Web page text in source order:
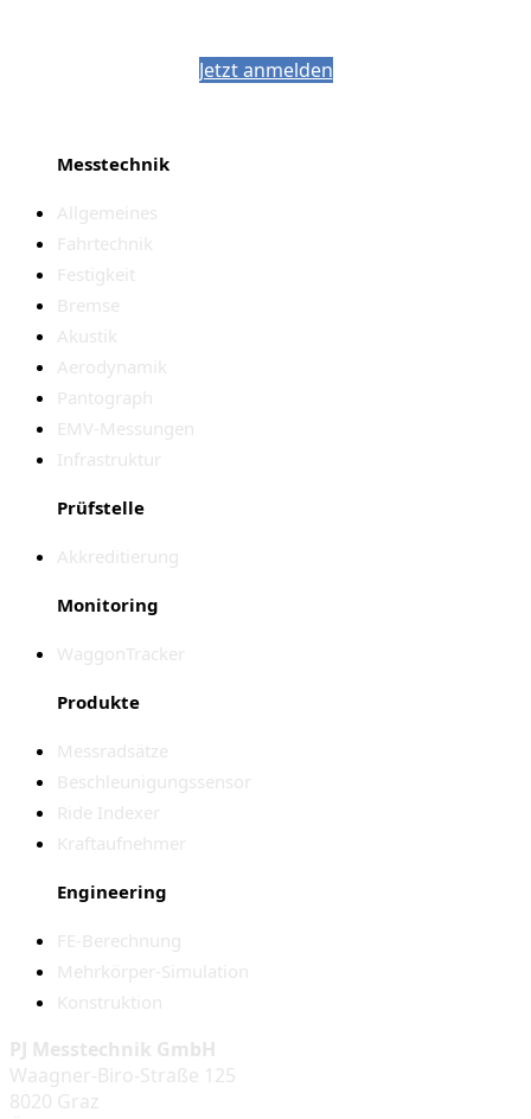
Jetzt anmelden
Messtechnik
Allgemeines
Fahrtechnik
Festigkeit
Bremse
Akustik
Aerodynamik
Pantograph
EMV-Messungen
Infrastruktur
Prüfstelle
Akkreditierung
Monitoring
WaggonTracker
Produkte
Messradsätze
Beschleunigungssensor
Ride Indexer
Kraftaufnehmer
Engineering
FE-Berechnung
Mehrkörper-Simulation
Konstruktion
PJ Messtechnik GmbH
Waagner-Biro-Straße 125
8020 Graz